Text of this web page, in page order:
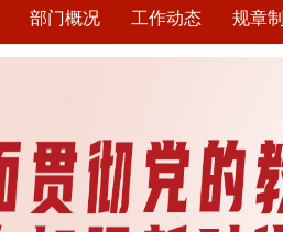
部门概况 工作动态 规章